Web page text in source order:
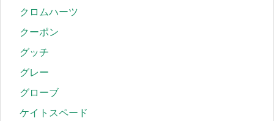
クロムハーツ
クーポン
グッチ
グレー
グローブ
ケイトスペード